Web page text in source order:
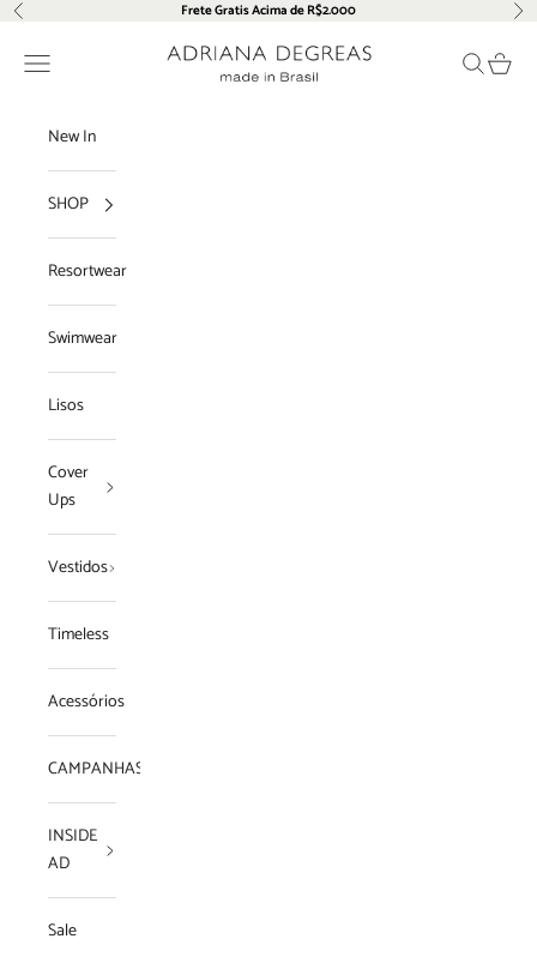
Pular para o conteúdo
Anterior Frete Gratis Acima de R$2.000
Adriana Degreas
Menu Pesquisar
New In
SHOP
Resortwear
Swimwear
Lisos
Cover
Ups
Vestidos
Timeless
Acessórios
CAMPANHAS
INSIDE
AD
Sale